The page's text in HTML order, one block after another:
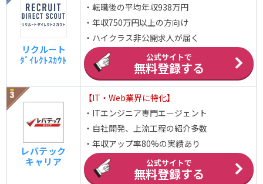
リクルート
ﾀﾞｲﾚｸﾄｽｶｳﾄ
・転職後の平均年収938万円
・年収750万円以上の方向け
・ハイクラス非公開求人が届く
公式サイトで
無料登録する
レバテック
キャリア
【IT・Web業界に特化】
・ITエンジニア専門エージェント
・自社開発、上流工程の紹介多数
・年収アップ率80%の実績あり
公式サイトで
無料登録する